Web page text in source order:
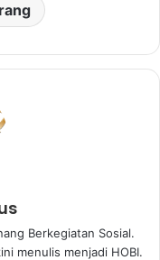
Berkegiatan Sosial.
menulis menjadi HOBI.